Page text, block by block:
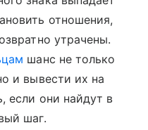
отношения,
утрачены.
шанс не только
и вывести их на
если они найдут в
шаг.